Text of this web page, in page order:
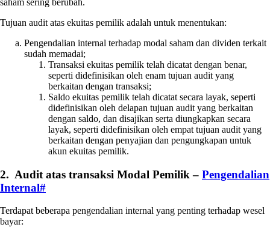
saham sering berubah.
Tujuan audit atas ekuitas pemilik adalah untuk menentukan:
Pengendalian internal terhadap modal saham dan dividen terkait
sudah memadai;
Transaksi ekuitas pemilik telah dicatat dengan benar,
seperti didefinisikan oleh enam tujuan audit yang
berkaitan dengan transaksi;
Saldo ekuitas pemilik telah dicatat secara layak, seperti
didefinisikan oleh delapan tujuan audit yang berkaitan
dengan saldo, dan disajikan serta diungkapkan secara
layak, seperti didefinisikan oleh empat tujuan audit yang
berkaitan dengan penyajian dan pengungkapan untuk
akun ekuitas pemilik.
2. Audit atas transaksi Modal Pemilik – Pengendalian
Internal#
Terdapat beberapa pengendalian internal yang penting terhadap wesel
bayar: